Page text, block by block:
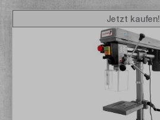
Jetzt kaufen!